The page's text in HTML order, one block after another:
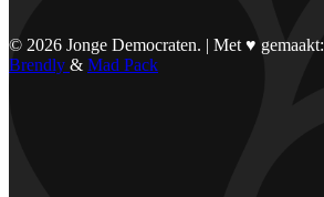
© 2026 Jonge Democraten. | Met ♥︎ gemaakt:
Brendly & Mad Pack